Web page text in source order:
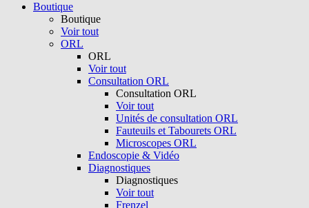
Boutique
Boutique
Voir tout
ORL
ORL
Voir tout
Consultation ORL
Consultation ORL
Voir tout
Unités de consultation ORL
Fauteuils et Tabourets ORL
Microscopes ORL
Endoscopie & Vidéo
Diagnostiques
Diagnostiques
Voir tout
Frenzel